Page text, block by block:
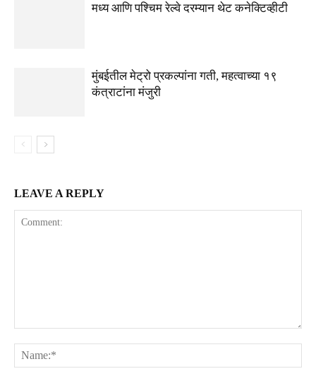
मध्य आणि पश्चिम रेल्वे दरम्यान थेट कनेक्टिव्हीटी
मुंबईतील मेट्रो प्रकल्पांना गती, महत्वाच्या १९
कंत्राटांना मंजुरी
LEAVE A REPLY